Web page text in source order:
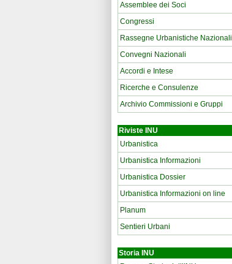
Assemblee dei Soci
Congressi
Rassegne Urbanistiche Nazionali
Convegni Nazionali
Accordi e Intese
Ricerche e Consulenze
Archivio Commissioni e Gruppi
Riviste INU
Urbanistica
Urbanistica Informazioni
Urbanistica Dossier
Urbanistica Informazioni on line
Planum
Sentieri Urbani
Storia INU